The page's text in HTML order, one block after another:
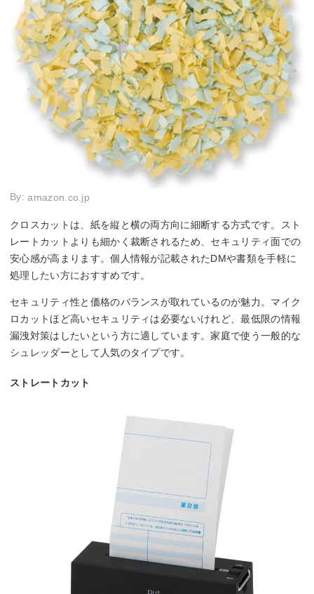
By:amazon.co.jp
クロスカットは、紙を縦と横の両方向に細断する方式です。スト
レートカットよりも細かく裁断されるため、セキュリティ面での
安心感が高まります。個人情報が記載されたDMや書類を手軽に
処理したい方におすすめです。
セキュリティ性と価格のバランスが取れているのが魅力。マイク
ロカットほど高いセキュリティは必要ないけれど、最低限の情報
漏洩対策はしたいという方に適しています。家庭で使う一般的な
シュレッダーとして人気のタイプです。
ストレートカット